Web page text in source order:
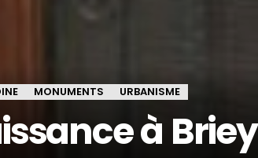
MONUMENTS URBANISME
à Briey